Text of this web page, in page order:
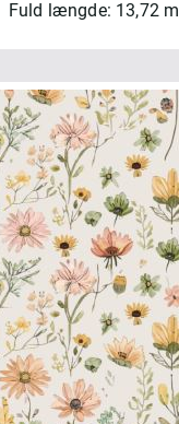
Fuld længde: 13,72 m